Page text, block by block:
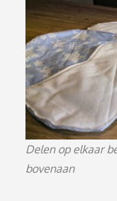
Delen op elkaar
bovenaan